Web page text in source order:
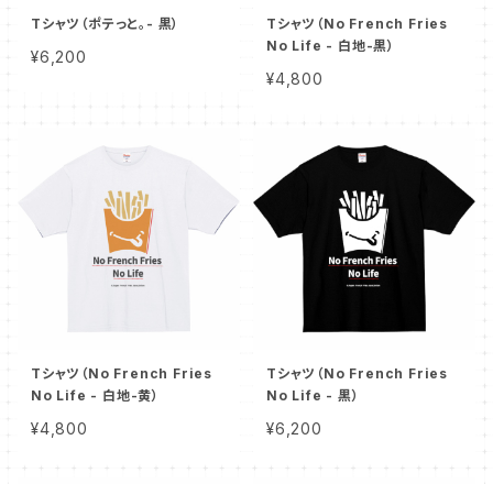
Tシャツ（ポテっと。- 黒）
¥6,200
Tシャツ（No French Fries
No Life - 白地-黒）
¥4,800
Tシャツ（No French Fries
No Life - 白地-黄）
¥4,800
Tシャツ（No French Fries
No Life - 黒）
¥6,200